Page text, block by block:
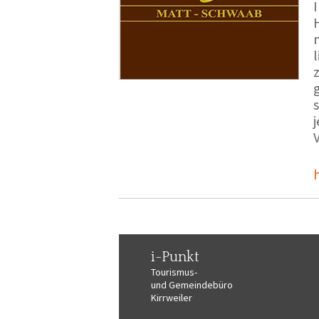
i-Punkt
Tourismus-
und Gemeindebüro
Kirrweiler